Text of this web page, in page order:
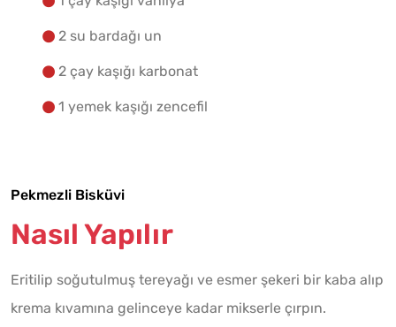
2 su bardağı un
2 çay kaşığı karbonat
1 yemek kaşığı zencefil
Pekmezli Bisküvi
Nasıl Yapılır
Eritilip soğutulmuş tereyağı ve esmer şekeri bir kaba alıp
krema kıvamına gelinceye kadar mikserle çırpın.